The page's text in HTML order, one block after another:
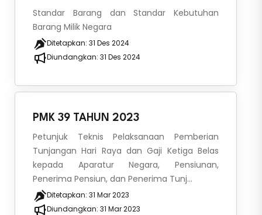
Standar Barang dan Standar Kebutuhan
Barang Milik Negara
Ditetapkan: 31 Des 2024
Diundangkan: 31 Des 2024
PMK 39 TAHUN 2023
Petunjuk Teknis Pelaksanaan Pemberian
Tunjangan Hari Raya dan Gaji Ketiga Belas
kepada Aparatur Negara, Pensiunan,
Penerima Pensiun, dan Penerima Tunj...
Ditetapkan: 31 Mar 2023
Diundangkan: 31 Mar 2023